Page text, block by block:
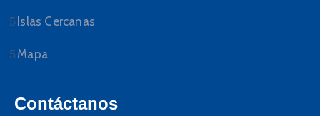
Islas Cercanas
Mapa
Contáctanos